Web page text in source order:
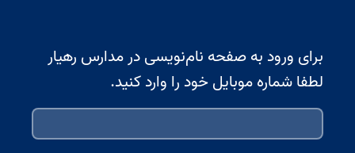
برای ورود به صفحه نام‌نویسی در مدارس رهیار
لطفا شماره موبایل خود را وارد کنید.